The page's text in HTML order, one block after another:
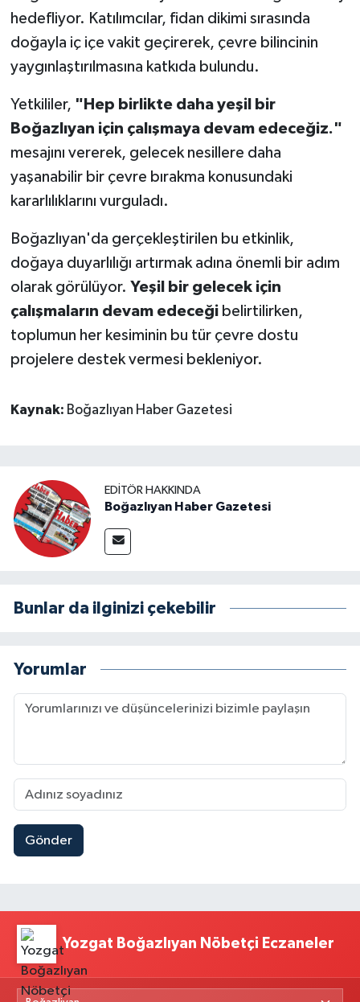
hedefliyor. Katılımcılar, fidan dikimi sırasında
doğayla iç içe vakit geçirerek, çevre bilincinin
yaygınlaştırılmasına katkıda bulundu.
Yetkililer, "Hep birlikte daha yeşil bir
Boğazlıyan için çalışmaya devam edeceğiz."
mesajını vererek, gelecek nesillere daha
yaşanabilir bir çevre bırakma konusundaki
kararlılıklarını vurguladı.
Boğazlıyan'da gerçekleştirilen bu etkinlik,
doğaya duyarlılığı artırmak adına önemli bir adım
olarak görülüyor. Yeşil bir gelecek için
çalışmaların devam edeceğibelirtilirken,
toplumun her kesiminin bu tür çevre dostu
projelere destek vermesi bekleniyor.
Kaynak: Boğazlıyan Haber Gazetesi
EDITÖR HAKKINDA
Boğazlıyan Haber Gazetesi
Bunlar da ilginizi çekebilir
Yorumlar
Gönder
Yozgat Boğazlıyan Nöbetçi Eczaneler